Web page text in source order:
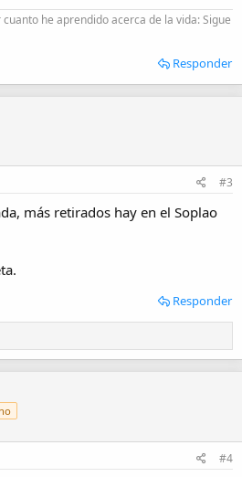
he aprendido acerca de la vida: Sigue
Responder
#3
más retirados hay en el Soplao
Responder
#4